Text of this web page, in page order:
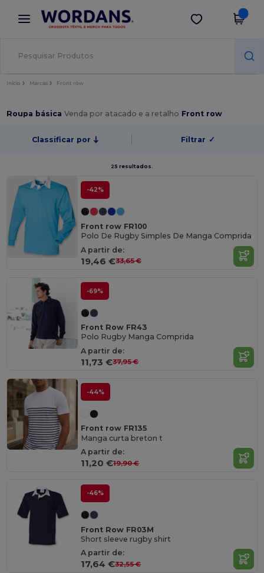
× App Wordans
Melhores preços na app!
Obter app
Início Marcas Front row
Roupa básicaVenda por atacado e a retalho Front row
Classificar por Filtrar ✓
25 resultados.
-42%
Front row FR100
Polo De Rugby Simples De Manga Comprida
A partir de:
19,46 €33,65 €
-69%
Front Row FR43
Polo Rugby Manga Comprida
A partir de:
11,73 €37,95 €
-44%
Front row FR135
Manga curta breton t
A partir de:
11,20 €19,90 €
-46%
Front Row FR03M
Short sleeve rugby shirt
A partir de:
17,64 €32,55 €